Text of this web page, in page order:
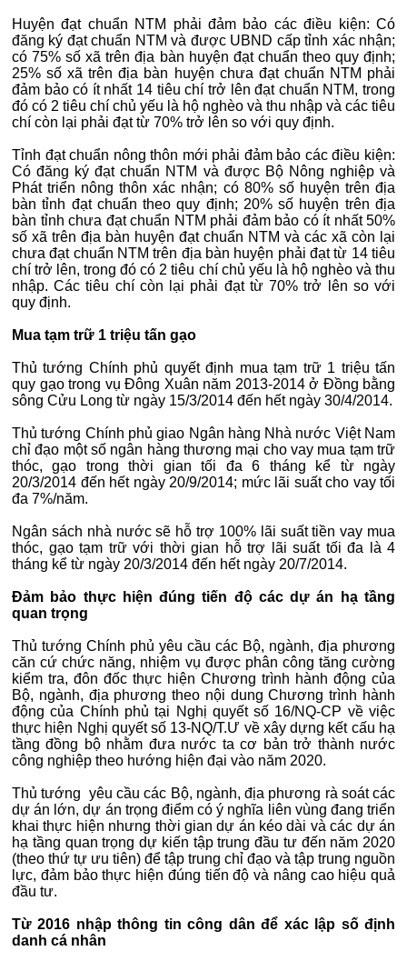
Huyện đạt chuẩn NTM phải đảm bảo các điều kiện: Có
đăng ký đạt chuẩn NTM và được UBND cấp tỉnh xác nhận;
có 75% số xã trên địa bàn huyện đạt chuẩn theo quy định;
25% số xã trên địa bàn huyện chưa đạt chuẩn NTM phải
đảm bảo có ít nhất 14 tiêu chí trở lên đạt chuẩn NTM, trong
đó có 2 tiêu chí chủ yếu là hộ nghèo và thu nhập và các tiêu
chí còn lại phải đạt từ 70% trở lên so với quy định.
Tỉnh đạt chuẩn nông thôn mới phải đảm bảo các điều kiện:
Có đăng ký đạt chuẩn NTM và được Bộ Nông nghiệp và
Phát triển nông thôn xác nhận; có 80% số huyện trên địa
bàn tỉnh đạt chuẩn theo quy định; 20% số huyện trên địa
bàn tỉnh chưa đạt chuẩn NTM phải đảm bảo có ít nhất 50%
số xã trên địa bàn huyện đạt chuẩn NTM và các xã còn lại
chưa đạt chuẩn NTM trên địa bàn huyện phải đạt từ 14 tiêu
chí trở lên, trong đó có 2 tiêu chí chủ yếu là hộ nghèo và thu
nhập. Các tiêu chí còn lại phải đạt từ 70% trở lên so với
quy định.
Mua tạm trữ 1 triệu tấn gạo
Thủ tướng Chính phủ quyết định mua tạm trữ 1 triệu tấn
quy gạo trong vụ Đông Xuân năm 2013-2014 ở Đồng bằng
sông Cửu Long từ ngày 15/3/2014 đến hết ngày 30/4/2014.
Thủ tướng Chính phủ giao Ngân hàng Nhà nước Việt Nam
chỉ đạo một số ngân hàng thương mại cho vay mua tạm trữ
thóc, gạo trong thời gian tối đa 6 tháng kể từ ngày
20/3/2014 đến hết ngày 20/9/2014; mức lãi suất cho vay tối
đa 7%/năm.
Ngân sách nhà nước sẽ hỗ trợ 100% lãi suất tiền vay mua
thóc, gạo tạm trữ với thời gian hỗ trợ lãi suất tối đa là 4
tháng kể từ ngày 20/3/2014 đến hết ngày 20/7/2014.
Đảm bảo thực hiện đúng tiến độ các dự án hạ tầng
quan trọng
Thủ tướng Chính phủ yêu cầu các Bộ, ngành, địa phương
căn cứ chức năng, nhiệm vụ được phân công tăng cường
kiểm tra, đôn đốc thực hiện Chương trình hành động của
Bộ, ngành, địa phương theo nội dung Chương trình hành
động của Chính phủ tại Nghị quyết số 16/NQ-CP về việc
thực hiện Nghị quyết số 13-NQ/T.Ư về xây dựng kết cấu hạ
tầng đồng bộ nhằm đưa nước ta cơ bản trở thành nước
công nghiệp theo hướng hiện đại vào năm 2020.
Thủ tướng yêu cầu các Bộ, ngành, địa phương rà soát các
dự án lớn, dự án trọng điểm có ý nghĩa liên vùng đang triển
khai thực hiện nhưng thời gian dự án kéo dài và các dự án
hạ tầng quan trọng dự kiến tập trung đầu tư đến năm 2020
(theo thứ tự ưu tiên) để tập trung chỉ đạo và tập trung nguồn
lực, đảm bảo thực hiện đúng tiến độ và nâng cao hiệu quả
đầu tư.
Từ 2016 nhập thông tin công dân để xác lập số định
danh cá nhân